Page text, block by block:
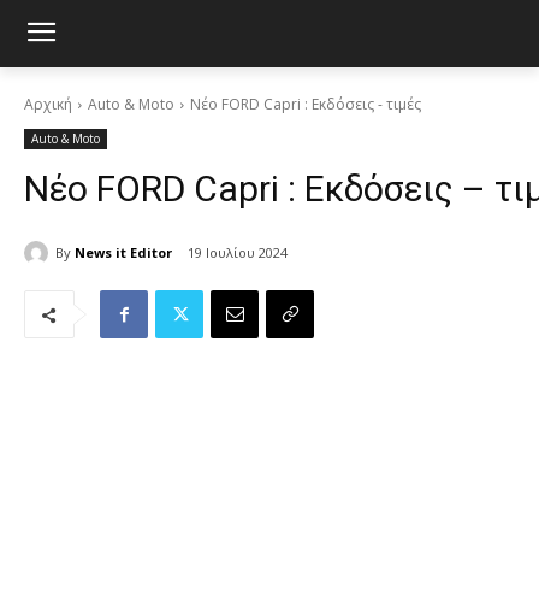
Αρχική Auto & Moto Νέο FORD Capri : Εκδόσεις - τιμές
Auto & Moto
Νέο FORD Capri : Εκδόσεις –
By News it Editor 19 Ιουλίου 2024